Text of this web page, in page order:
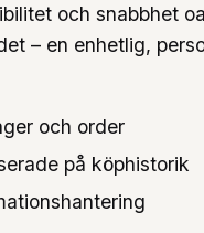
och snabbhet
– en enhetlig,
och order
på köphistorik